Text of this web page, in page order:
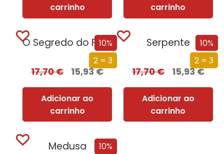
carrinho
carrinho
10%
2 = 3
O Segredo do Faraó
17,70€ 15,93€
Adicionar ao
carrinho
10%
2 = 3
Serpente
17,70€ 15,93€
Adicionar ao
carrinho
10%
Medusa